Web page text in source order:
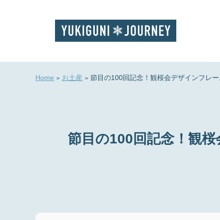
Home お土産 節目の100回記念！観桜会デザインフレ
節目の100回記念！観